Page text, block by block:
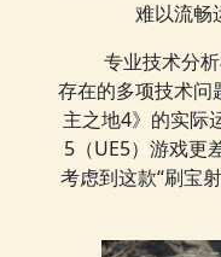
难以流畅
专业技术分
存在的多项技术问
主之地4》的实际
5（UE5）游戏
考虑到这款“刷宝